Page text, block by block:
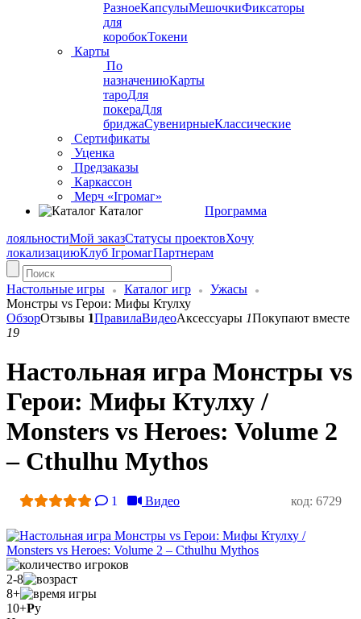
РазноеКапсулыМешочкиФиксаторы
для
коробокТокени
Карты
По
назначениюКарты
тароДля
покераДля
бриджаСувенирныеКлассические
Сертификаты
Уценка
Предзаказы
Каркассон
Мерч «Ігромаг»
Каталог
Программа
лояльностиМой заказСтатусы проектовХочу
локализациюКлуб ІгромагПартнерам
Настольные игры Каталог игр
Ужасы
Монстры vs Герои: Мифы Ктулху
ОбзорОтзывы 1ПравилаВидеоАксессуары 1Покупают вместе
19
Настольная игра Монстры vs
Герои: Мифы Ктулху /
Monsters vs Heroes: Volume 2
– Cthulhu Mythos
1 Видео код: 6729
2-8
8+
10+Ру